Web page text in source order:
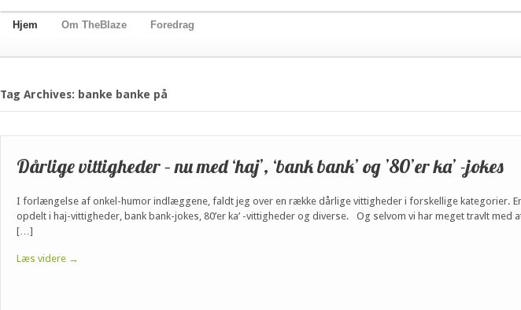
Hjem Om TheBlaze Foredrag
Tag Archives: banke banke på
Dårlige vittigheder – nu med ‘haj’, ‘bank bank’ og ’80’er ka’ -jokes
I forlængelse af onkel-humor indlæggene, faldt jeg over en række dårlige vittigheder i forskellige kategorier.
opdelt i haj-vittigheder, bank bank-jokes, 80’er ka’ -vittigheder og diverse. Og selvom vi har meget travlt
[…]
Læs videre →